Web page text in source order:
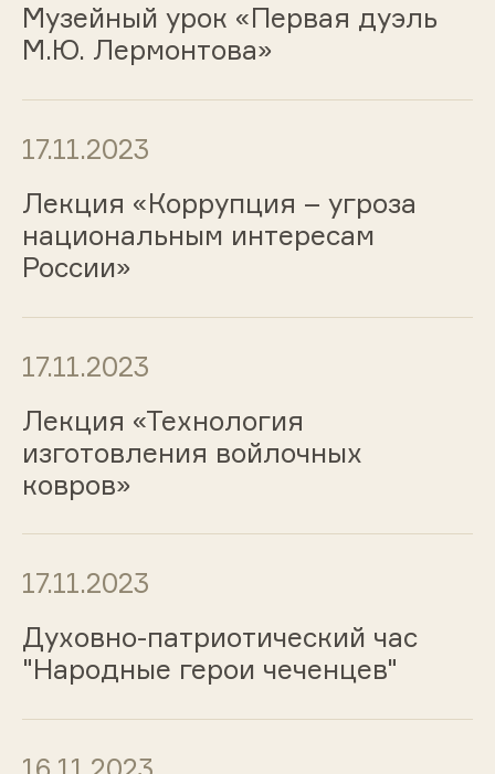
Музейный урок «Первая дуэль
М.Ю. Лермонтова»
17.11.2023
Лекция «Коррупция – угроза
национальным интересам
России»
17.11.2023
Лекция «Технология
изготовления войлочных
ковров»
17.11.2023
Духовно-патриотический час
"Народные герои чеченцев"